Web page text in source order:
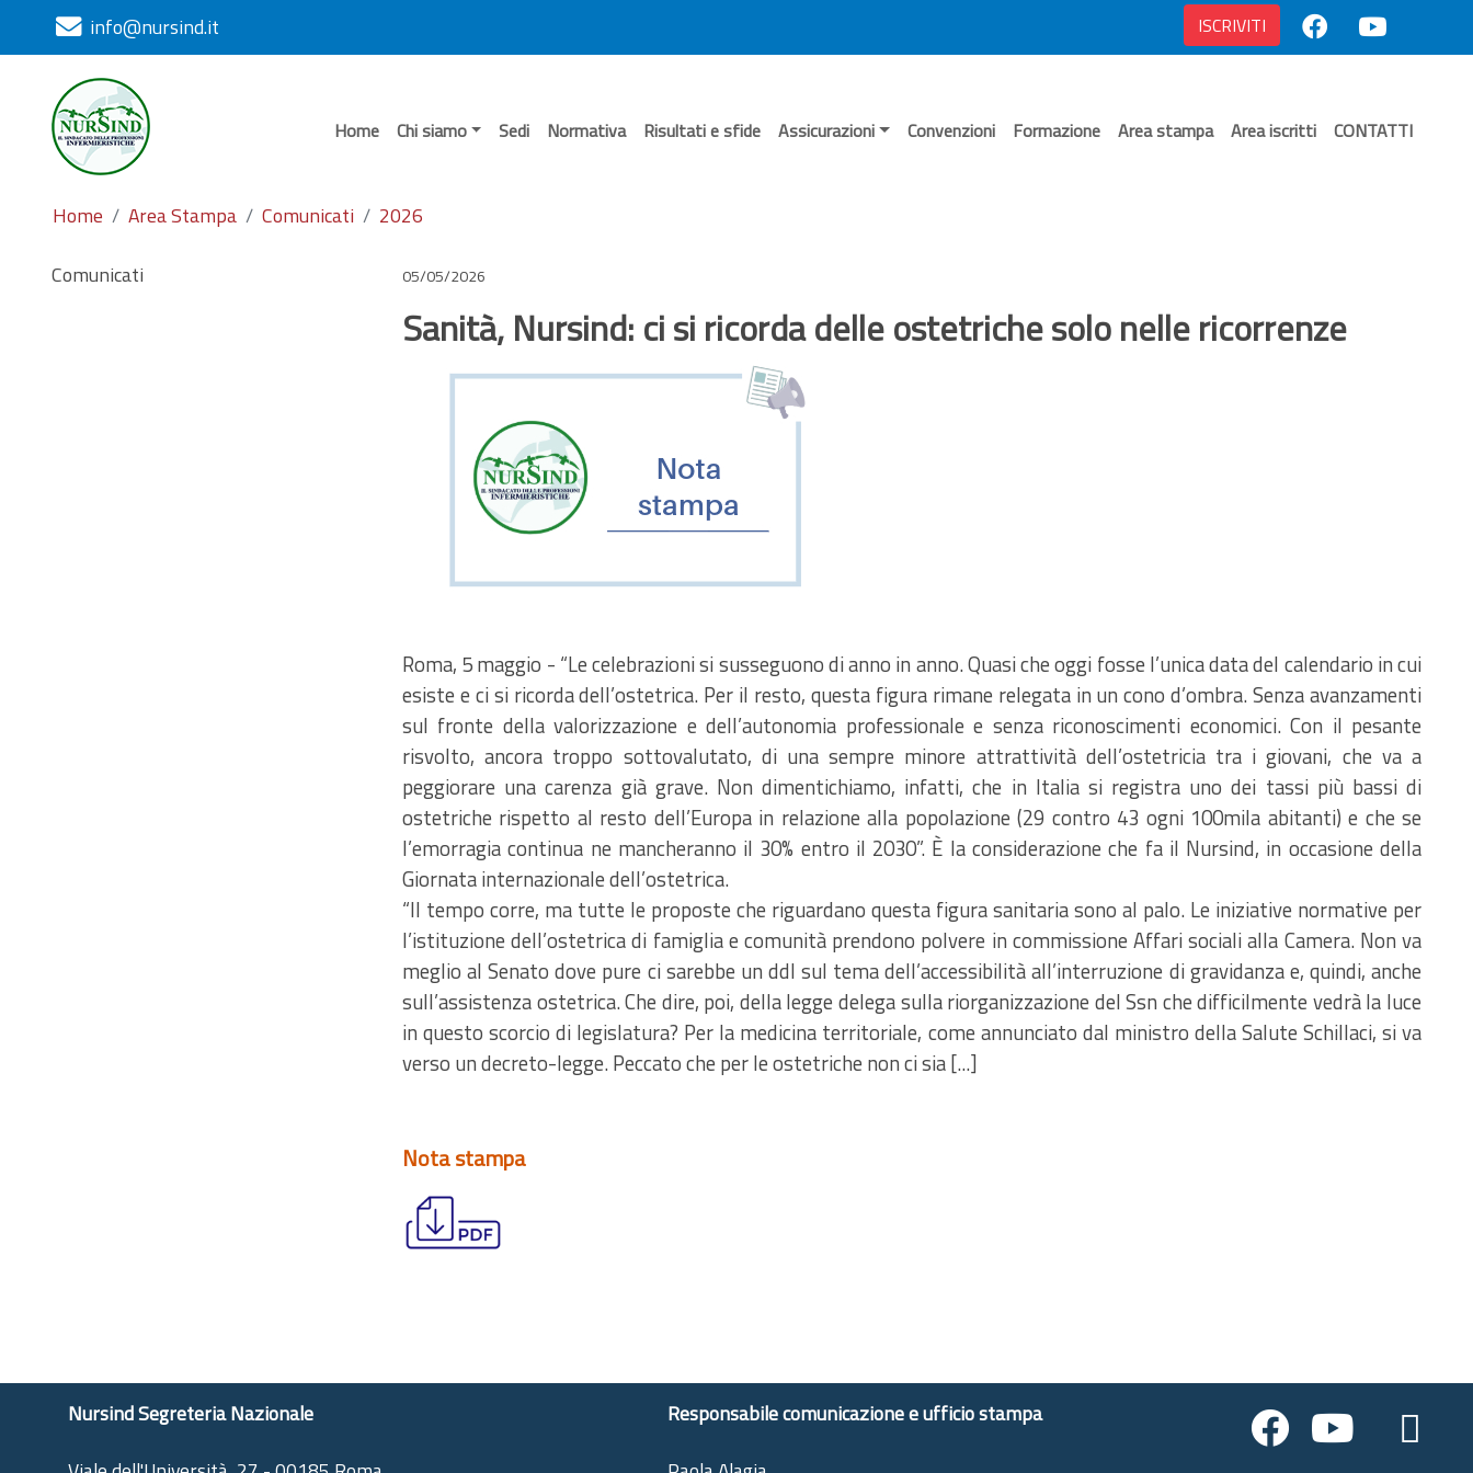
info@nursind.it ISCRIVITI
Home Chi siamo Sedi Normativa Risultati e sfide Assicurazioni Convenzioni Formazione Area stampa Area iscritti CONTATTI
Home Area Stampa Comunicati
2026
Comunicati
05/05/2026
Sanità, Nursind: ci si ricorda delle ostetriche solo nelle ricorrenze
Roma, 5 maggio - “Le celebrazioni si susseguono di anno in anno. Quasi che oggi fosse l’unica data del calendario in cui
esiste e ci si ricorda dell’ostetrica. Per il resto, questa figura rimane relegata in un cono d’ombra. Senza avanzamenti
sul fronte della valorizzazione e dell’autonomia professionale e senza riconoscimenti economici. Con il pesante
risvolto, ancora troppo sottovalutato, di una sempre minore attrattività dell’ostetricia tra i giovani, che va a
peggiorare una carenza già grave. Non dimentichiamo, infatti, che in Italia si registra uno dei tassi più bassi di
ostetriche rispetto al resto dell’Europa in relazione alla popolazione (29 contro 43 ogni 100mila abitanti) e che se
l’emorragia continua ne mancheranno il 30% entro il 2030”. È la considerazione che fa il Nursind, in occasione della
Giornata internazionale dell’ostetrica.
“Il tempo corre, ma tutte le proposte che riguardano questa figura sanitaria sono al palo. Le iniziative normative per
l’istituzione dell’ostetrica di famiglia e comunità prendono polvere in commissione Affari sociali alla Camera. Non va
meglio al Senato dove pure ci sarebbe un ddl sul tema dell’accessibilità all’interruzione di gravidanza e, quindi, anche
sull’assistenza ostetrica. Che dire, poi, della legge delega sulla riorganizzazione del Ssn che difficilmente vedrà la luce
in questo scorcio di legislatura? Per la medicina territoriale, come annunciato dal ministro della Salute Schillaci, si va
verso un decreto-legge. Peccato che per le ostetriche non ci sia [...]
Nota stampa
Nursind Segreteria Nazionale
Responsabile comunicazione e ufficio stampa